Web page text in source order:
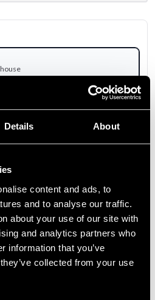
Details About
content and ads, to
and to analyse our traffic.
about your use of our site with
and analytics partners who
information that you’ve
collected from your use
availability.
Add to cart